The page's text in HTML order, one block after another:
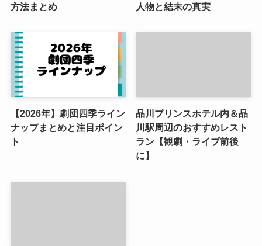
方法まとめ
人物と結末の真実
【2026年】劇団四季ライン
ナップまとめと注目ポイン
ト
品川プリンスホテル内＆品
川駅周辺のおすすめレスト
ラン【観劇・ライブ前後
に】